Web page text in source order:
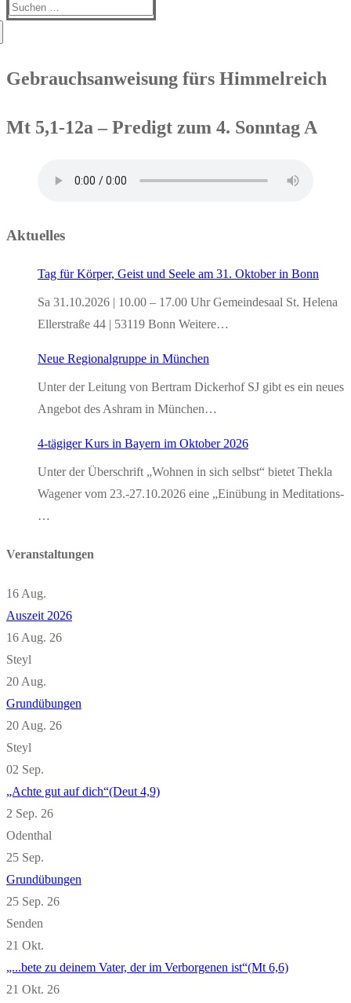
Suchen
Gebrauchsanweisung fürs Himmelreich
Mt 5,1-12a – Predigt zum 4. Sonntag A
Aktuelles
Tag für Körper, Geist und Seele am 31. Oktober in Bonn
Sa 31.10.2026 | 10.00 – 17.00 Uhr Gemeindesaal St. Helena
Ellerstraße 44 | 53119 Bonn Weitere…
Neue Regionalgruppe in München
Unter der Leitung von Bertram Dickerhof SJ gibt es ein neues
Angebot des Ashram in München…
4-tägiger Kurs in Bayern im Oktober 2026
Unter der Überschrift „Wohnen in sich selbst“ bietet Thekla
Wagener vom 23.-27.10.2026 eine „Einübung in Meditations-
…
Veranstaltungen
16 Aug.
Auszeit 2026
16 Aug. 26
Steyl
20 Aug.
Grundübungen
20 Aug. 26
Steyl
02 Sep.
„Achte gut auf dich“(Deut 4,9)
2 Sep. 26
Odenthal
25 Sep.
Grundübungen
25 Sep. 26
Senden
21 Okt.
„...bete zu deinem Vater, der im Verborgenen ist“(Mt 6,6)
21 Okt. 26